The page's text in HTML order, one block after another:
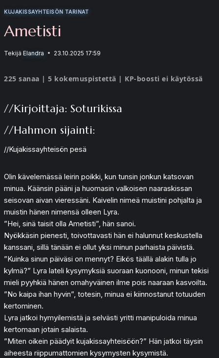
KUJAKISSAYHTEISÖN TARINAT
Ametisti
Tekijä Elandra 23.10.2025 17:59
225 sanaa | 5 kokemuspistettä | KP-boosti ei käytössä
//Kirjoittaja: Soturikissa
//Hahmon sijainti:
//Kujakissayhteisön pesä
Olin kävelemässä leirin poikki, kun tunsin jonkun katsovan
minua. Käänsin pääni ja huomasin valkoisen naaraskissan
seisovan aivan vieressäni. Kaivelin nimeä muistini pohjalta ja
muistin hänen nimensä olleen Lyra.
”Hei, sinä taisit olla Ametisti”, hän sanoi.
Nyökkäsin pienesti, toivottavasti hän ei halunnut keskustella
kanssani, sillä tänään ei ollut yksi minun parhaista päivistä.
”Kuinka sinun päiväsi on mennyt? Eikös täällä alakin tulla jo
kylmä?” Lyra lateli kysymyksiä suoraan kuonooni, minun tekisi
mieli pyyhkiä hänen omahyväinen ilme pois naaraan kasvoilta.
”No kaipa ihan hyvin”, totesin, minua ei kiinnostanut totuuden
kertominen.
Lyra jatkoi hymyilemistä ja selvästi yritti manipuloida minua
kertomaan jotain salaista.
”Miten oikein päädyit kujakissayhteisöön?” Hän jatkoi täysin
aiheesta riippumattomien kysymysten kysymistä.